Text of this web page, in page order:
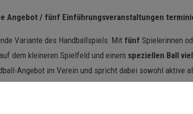
Angebot / fünf Einführungsveranstaltungen
Variante des Handballspiels: Mit fünf Spielerinnen
dem kleineren Spielfeld und einem speziellen Ball
Angebot im Verein und spricht dabei sowohl aktive
2021 hat Five-a-Side einen enormen Zuwachs erlebt.